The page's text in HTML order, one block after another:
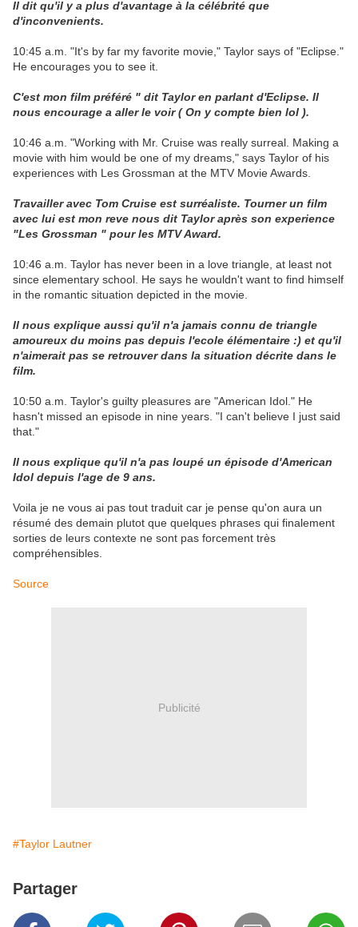
Il dit qu'il y a plus d'avantage à la célébrité que
d'inconvenients.
10:45 a.m. "It's by far my favorite movie," Taylor says of "Eclipse."
He encourages you to see it.
C'est mon film préféré " dit Taylor en parlant d'Eclipse. Il
nous encourage a aller le voir ( On y compte bien lol ).
10:46 a.m. "Working with Mr. Cruise was really surreal. Making a
movie with him would be one of my dreams," says Taylor of his
experiences with Les Grossman at the MTV Movie Awards.
Travailler avec Tom Cruise est surréaliste. Tourner un film
avec lui est mon reve nous dit Taylor après son experience
"Les Grossman " pour les MTV Award.
10:46 a.m. Taylor has never been in a love triangle, at least not
since elementary school. He says he wouldn't want to find himself
in the romantic situation depicted in the movie.
Il nous explique aussi qu'il n'a jamais connu de triangle
amoureux du moins pas depuis l'ecole élémentaire :) et qu'il
n'aimerait pas se retrouver dans la situation décrite dans le
film.
10:50 a.m. Taylor's guilty pleasures are "American Idol." He
hasn't missed an episode in nine years. "I can't believe I just said
that."
Il nous explique qu'il n'a pas loupé un épisode d'American
Idol depuis l'age de 9 ans.
Voila je ne vous ai pas tout traduit car je pense qu'on aura un
résumé des demain plutot que quelques phrases qui finalement
sorties de leurs contexte ne sont pas forcement très
compréhensibles.
Source
Publicité
#Taylor Lautner
Partager